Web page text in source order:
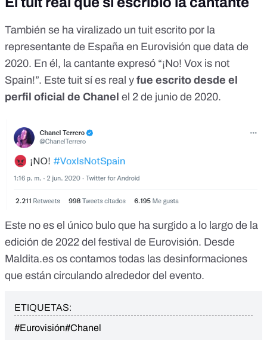
También se ha viralizado un tuit escrito por la
representante de España en Eurovisión que data de
2020. En él, la cantante expresó “¡No! Vox is not
Spain!”. Este tuit sí es real y fue escrito desde el
perfil oficial de Chanel el 2 de junio de 2020.
Este no es el único bulo que ha surgido a lo largo de la
edición de 2022 del festival de Eurovisión. Desde
Maldita.es os contamos todas las desinformaciones
que están circulando alrededor del evento.
ETIQUETAS:
#Eurovisión#Chanel